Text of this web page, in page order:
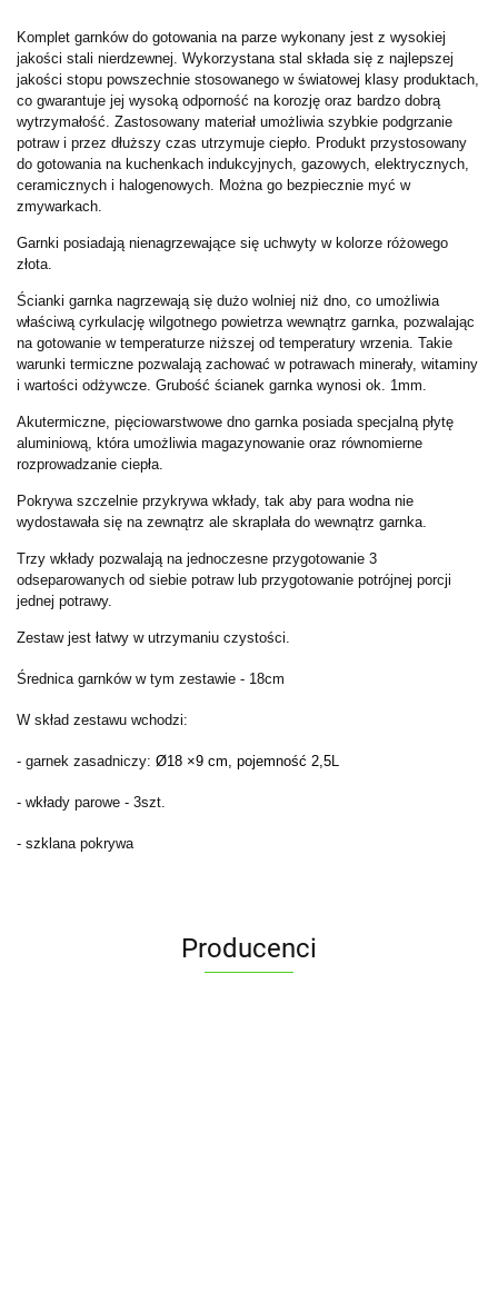
Komplet garnków do gotowania na parze wykonany jest z wysokiej
jakości stali nierdzewnej. Wykorzystana stal składa się z najlepszej
jakości stopu powszechnie stosowanego w światowej klasy produktach,
co gwarantuje jej wysoką odporność na korozję oraz bardzo dobrą
wytrzymałość. Zastosowany materiał umożliwia szybkie podgrzanie
potraw i przez dłuższy czas utrzymuje ciepło. Produkt przystosowany
do gotowania na kuchenkach indukcyjnych, gazowych, elektrycznych,
ceramicznych i halogenowych. Można go bezpiecznie myć w
zmywarkach.
Garnki posiadają nienagrzewające się uchwyty w kolorze różowego
złota.
Ścianki garnka nagrzewają się dużo wolniej niż dno, co umożliwia
właściwą cyrkulację wilgotnego powietrza wewnątrz garnka, pozwalając
na gotowanie w temperaturze niższej od temperatury wrzenia. Takie
warunki termiczne pozwalają zachować w potrawach minerały, witaminy
i wartości odżywcze. Grubość ścianek garnka wynosi ok. 1mm.
Akutermiczne, pięciowarstwowe dno garnka posiada specjalną płytę
aluminiową, która umożliwia magazynowanie oraz równomierne
rozprowadzanie ciepła.
Pokrywa szczelnie przykrywa wkłady, tak aby para wodna nie
wydostawała się na zewnątrz ale skraplała do wewnątrz garnka.
Trzy wkłady pozwalają na jednoczesne przygotowanie 3
odseparowanych od siebie potraw lub przygotowanie potrójnej porcji
jednej potrawy.
Zestaw jest łatwy w utrzymaniu czystości.
Średnica garnków w tym zestawie - 18cm
W skład zestawu wchodzi:
- garnek zasadniczy: Ø18 ×9 cm, pojemność 2,5
- wkłady parowe - 3szt.
- szklana pokrywa
Producenci